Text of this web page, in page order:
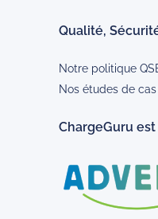
Qualité,
Notre politique
Nos études de cas
ChargeGuru